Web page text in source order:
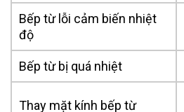
Bếp từ lỗi cảm biến nhiệt
độ
Bếp từ bị quá nhiệt
Thay mặt kính bếp từ